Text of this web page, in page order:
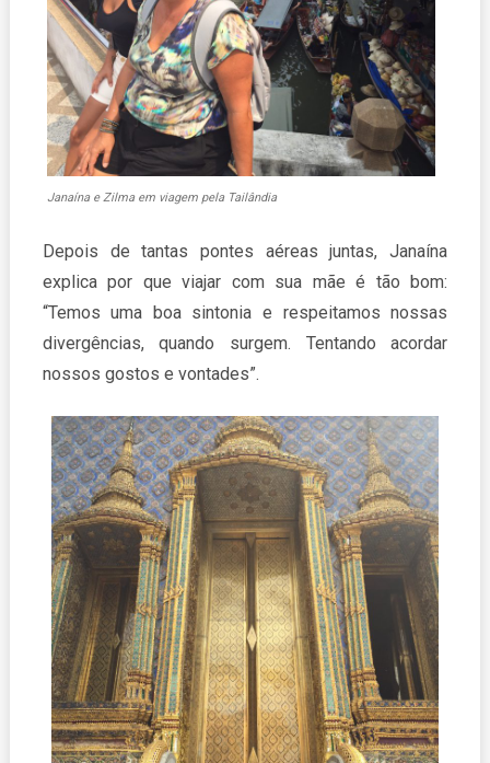
Janaína e Zilma em viagem pela Tailândia
Depois de tantas pontes aéreas juntas, Janaína
explica por que viajar com sua mãe é tão bom:
“Temos uma boa sintonia e respeitamos nossas
divergências, quando surgem. Tentando acordar
nossos gostos e vontades”.